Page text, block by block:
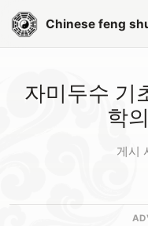
Chinese feng
자미두수 기
학
게시